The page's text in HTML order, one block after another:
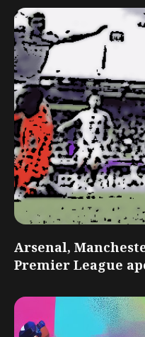
Arsenal,
Premier League